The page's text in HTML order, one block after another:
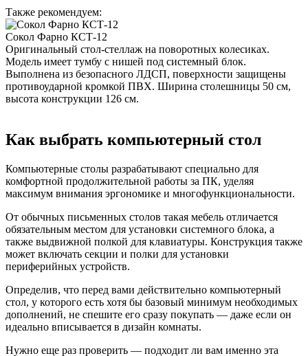
Также рекомендуем:
Сокол Фарно КСТ-12
Оригинальный стол-стеллаж на поворотных колесиках.
Модель имеет тумбу с нишей под системный блок.
Выполнена из безопасного ЛДСП, поверхности защищены
противоударной кромкой ПВХ. Ширина столешницы 50 см,
высота конструкции 126 см.
Как выбрать компьютерный стол
Компьютерные столы разрабатывают специально для
комфортной продолжительной работы за ПК, уделяя
максимум внимания эргономике и многофункциональности.
От обычных письменных столов такая мебель отличается
обязательным местом для установки системного блока, а
также выдвижной полкой для клавиатуры. Конструкция также
может включать секции и полки для установки
периферийных устройств.
Определив, что перед вами действительно компьютерный
стол, у которого есть хотя бы базовый минимум необходимых
дополнений, не спешите его сразу покупать — даже если он
идеально вписывается в дизайн комнаты.
Нужно еще раз проверить — подходит ли вам именно эта